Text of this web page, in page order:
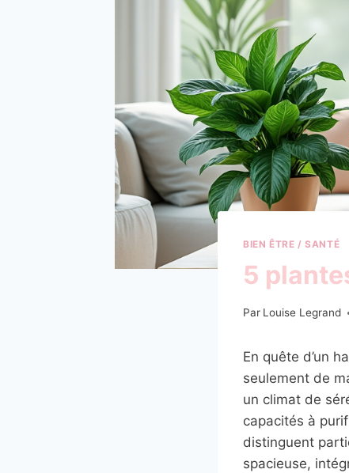
BIEN ÊTRE / SANTÉ
5
Par Louise Legrand
En quête d’un
seulement de
un climat de
capacités à
distinguent
spacieuse,